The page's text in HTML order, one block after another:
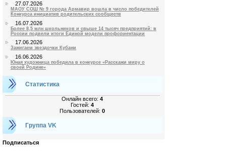
27.07.2026
МАОУ СОШ № 9 города Армавир вошла в число победителей
Конкурса инициатив родительских сообществ
16.07.2026
Более 8,5 млн школьников и свыше 14 тысяч предприятий: в
России подвели итоги Единой модели профориентации
17.06.2026
Зажигаем звездочки Кубани
16.06.2026
Юная художница победила в конкурсе «Расскажи миру о
своей Родине»
Статистика
Онлайн всего:4
Гостей:4
Пользователей:0
Группа VK
Подписаться